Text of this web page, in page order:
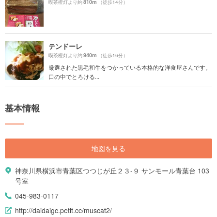
喫茶橙灯より約810m （徒歩14分）
テンドーレ
喫茶橙灯より約940m （徒歩16分）
厳選された黒毛和牛をつかっている本格的な洋食屋さんです。
口の中でとろける...
基本情報
地図を見る
神奈川県横浜市青葉区つつじが丘２３-９ サンモール青葉台 103
号室
045-983-0117
http://daidaigc.petit.cc/muscat2/